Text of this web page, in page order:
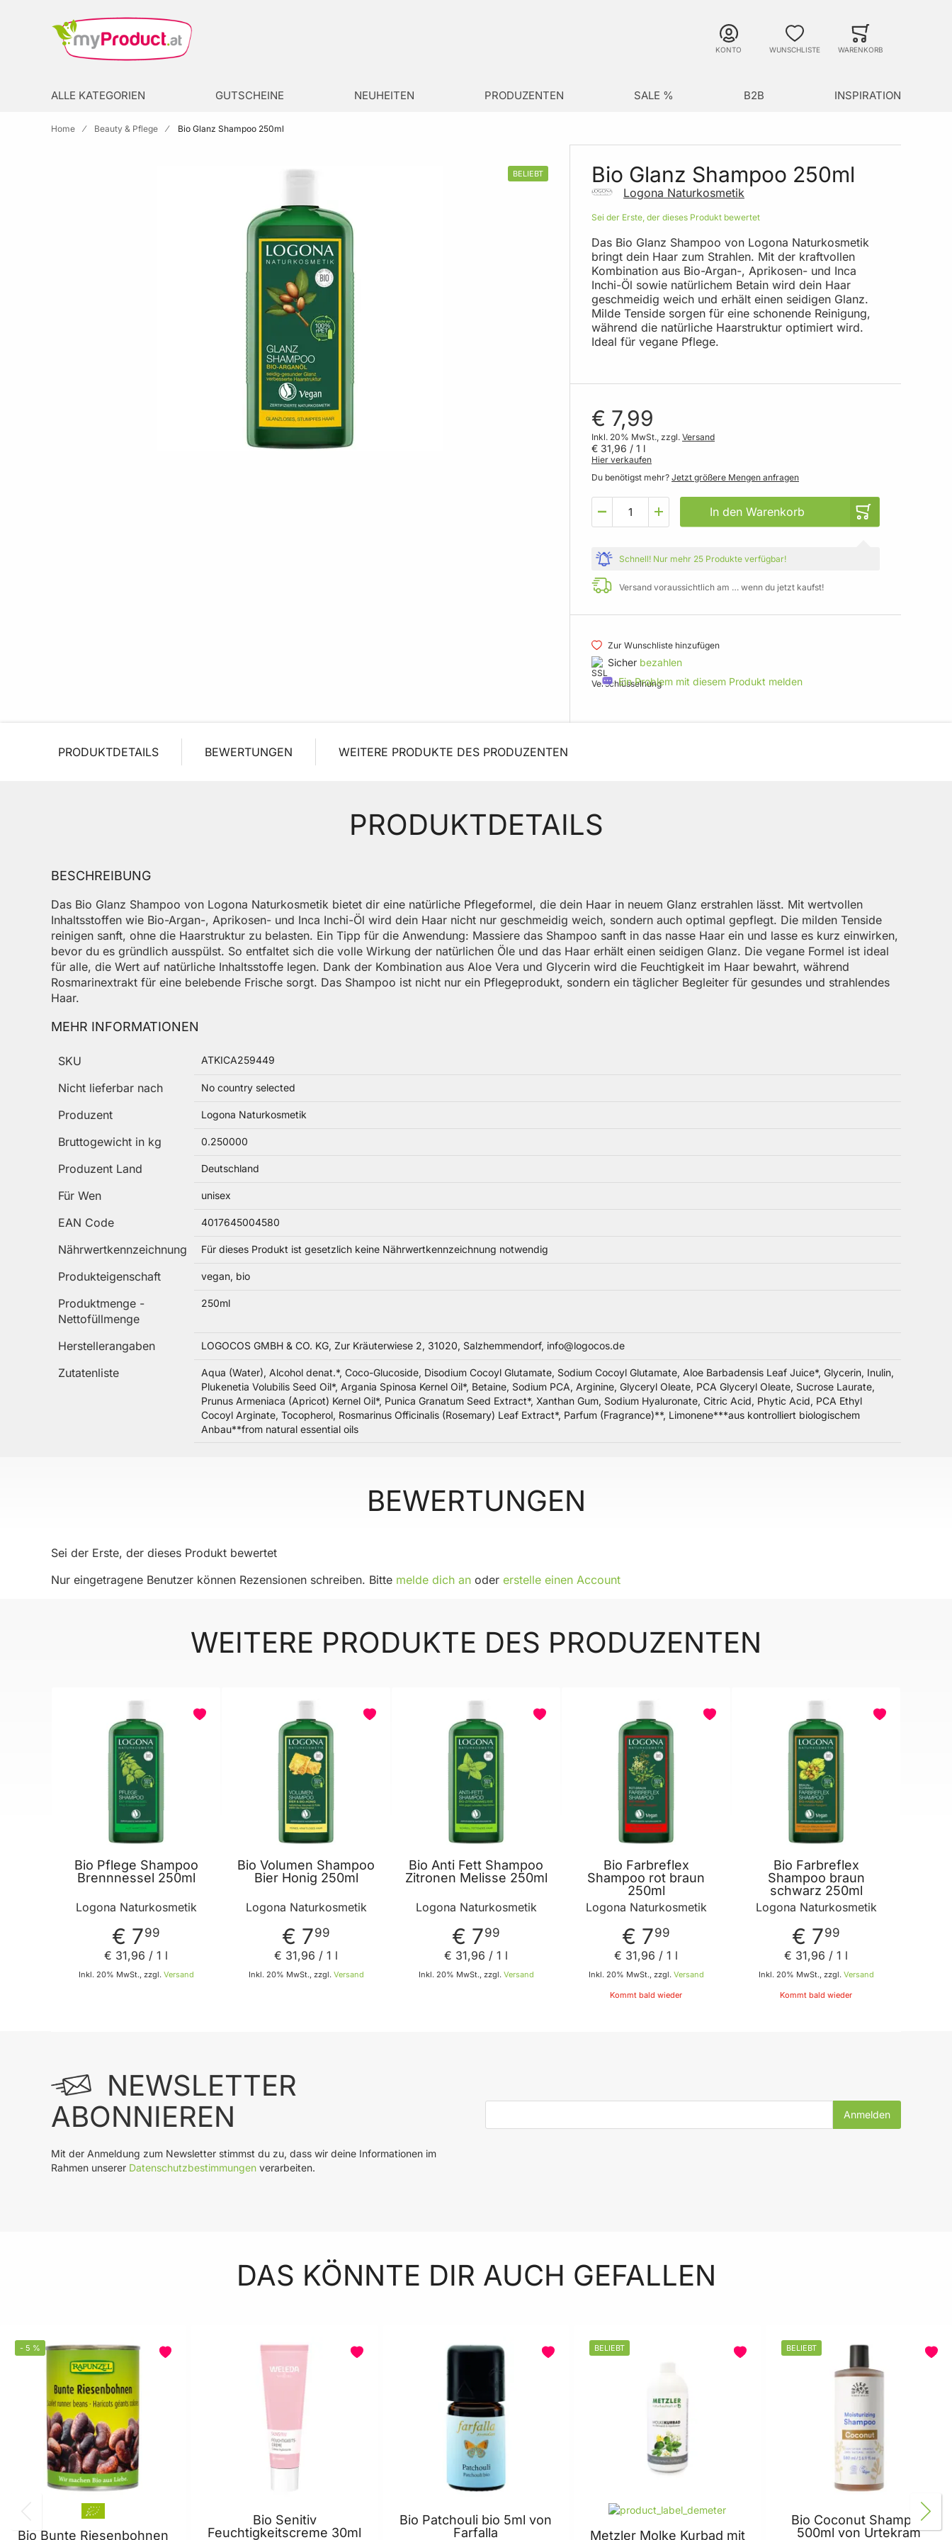
KONTO WUNSCHLISTE WARENKORB
ALLE KATEGORIEN GUTSCHEINE NEUHEITEN PRODUZENTEN SALE % B2B INSPIRATION
Home Beauty & Pflege Bio Glanz Shampoo 250ml
BELIEBT Bio Glanz Shampoo 250ml
Logona Naturkosmetik
Sei der Erste, der dieses Produkt bewertet
Das Bio Glanz Shampoo von Logona Naturkosmetik
bringt dein Haar zum Strahlen. Mit der kraftvollen
Kombination aus Bio-Argan-, Aprikosen- und Inca
Inchi-Öl sowie natürlichem Betain wird dein Haar
geschmeidig weich und erhält einen seidigen Glanz.
Milde Tenside sorgen für eine schonende Reinigung,
während die natürliche Haarstruktur optimiert wird.
Ideal für vegane Pflege.
€ 7,99
Inkl. 20% MwSt., zzgl. Versand
€ 31,96 / 1 l
Hier verkaufen
Du benötigst mehr? Jetzt größere Mengen anfragen
In den Warenkorb
Schnell! Nur mehr 25 Produkte verfügbar!
Versand voraussichtlich am … wenn du jetzt kaufst!
Zur Wunschliste hinzufügen
Sicher bezahlen
Ein Problem mit diesem Produkt melden
PRODUKTDETAILS BEWERTUNGEN WEITERE PRODUKTE DES PRODUZENTEN
PRODUKTDETAILS
BESCHREIBUNG
Das Bio Glanz Shampoo von Logona Naturkosmetik bietet dir eine natürliche Pflegeformel, die dein Haar in neuem Glanz erstrahlen lässt. Mit wertvollen
Inhaltsstoffen wie Bio-Argan-, Aprikosen- und Inca Inchi-Öl wird dein Haar nicht nur geschmeidig weich, sondern auch optimal gepflegt. Die milden Tenside
reinigen sanft, ohne die Haarstruktur zu belasten. Ein Tipp für die Anwendung: Massiere das Shampoo sanft in das nasse Haar ein und lasse es kurz einwirken,
bevor du es gründlich ausspülst. So entfaltet sich die volle Wirkung der natürlichen Öle und das Haar erhält einen seidigen Glanz. Die vegane Formel ist ideal
für alle, die Wert auf natürliche Inhaltsstoffe legen. Dank der Kombination aus Aloe Vera und Glycerin wird die Feuchtigkeit im Haar bewahrt, während
Rosmarinextrakt für eine belebende Frische sorgt. Das Shampoo ist nicht nur ein Pflegeprodukt, sondern ein täglicher Begleiter für gesundes und strahlendes
Haar.
MEHR INFORMATIONEN
Mehr Informationen
SKU ATKICA259449
Nicht lieferbar nach No country selected
Produzent Logona Naturkosmetik
Bruttogewicht in kg 0.250000
Produzent Land Deutschland
Für Wen unisex
EAN Code 4017645004580
Nährwertkennzeichnung Für dieses Produkt ist gesetzlich keine Nährwertkennzeichnung notwendig
Produkteigenschaft vegan, bio
Produktmenge -
Nettofüllmenge
250ml
Herstellerangaben LOGOCOS GMBH & CO. KG, Zur Kräuterwiese 2, 31020, Salzhemmendorf, info@logocos.de
Zutatenliste
Aqua (Water), Alcohol denat.*, Coco-Glucoside, Disodium Cocoyl Glutamate, Sodium Cocoyl Glutamate, Aloe Barbadensis Leaf Juice*, Glycerin, Inulin,
Plukenetia Volubilis Seed Oil*, Argania Spinosa Kernel Oil*, Betaine, Sodium PCA, Arginine, Glyceryl Oleate, PCA Glyceryl Oleate, Sucrose Laurate,
Prunus Armeniaca (Apricot) Kernel Oil*, Punica Granatum Seed Extract*, Xanthan Gum, Sodium Hyaluronate, Citric Acid, Phytic Acid, PCA Ethyl
Cocoyl Arginate, Tocopherol, Rosmarinus Officinalis (Rosemary) Leaf Extract*, Parfum (Fragrance)**, Limonene***aus kontrolliert biologischem
Anbau**from natural essential oils
BEWERTUNGEN
Sei der Erste, der dieses Produkt bewertet
Nur eingetragene Benutzer können Rezensionen schreiben. Bitte melde dich an oder erstelle einen Account
WEITERE PRODUKTE DES PRODUZENTEN
Bio Pflege Shampoo
Brennnessel 250ml
Logona Naturkosmetik
€ 799
Inkl. 20% MwSt., zzgl. Versand
€ 31,96 / 1 l
Bio Volumen Shampoo
Bier Honig 250ml
Logona Naturkosmetik
€ 799
Inkl. 20% MwSt., zzgl. Versand
€ 31,96 / 1 l
Bio Anti Fett Shampoo
Zitronen Melisse 250ml
Logona Naturkosmetik
€ 799
Inkl. 20% MwSt., zzgl. Versand
€ 31,96 / 1 l
Bio Farbreflex
Shampoo rot braun
250ml
Logona Naturkosmetik
€ 799
Inkl. 20% MwSt., zzgl. Versand
€ 31,96 / 1 l
Kommt bald wieder
Bio Farbreflex
Shampoo braun
schwarz 250ml
Logona Naturkosmetik
€ 799
Inkl. 20% MwSt., zzgl. Versand
€ 31,96 / 1 l
Kommt bald wieder
NEWSLETTER
ABONNIEREN
Mit der Anmeldung zum Newsletter stimmst du zu, dass wir deine Informationen im
Rahmen unserer Datenschutzbestimmungen verarbeiten.
DAS KÖNNTE DIR AUCH GEFALLEN
- 5 %
Bio Bunte Riesenbohnen
Bio Senitiv
Feuchtigkeitscreme 30ml
Bio Patchouli bio 5ml von
Farfalla
BELIEBT
Metzler Molke Kurbad mit
BELIEBT
Bio Coconut Shampoo
500ml von Urtekram